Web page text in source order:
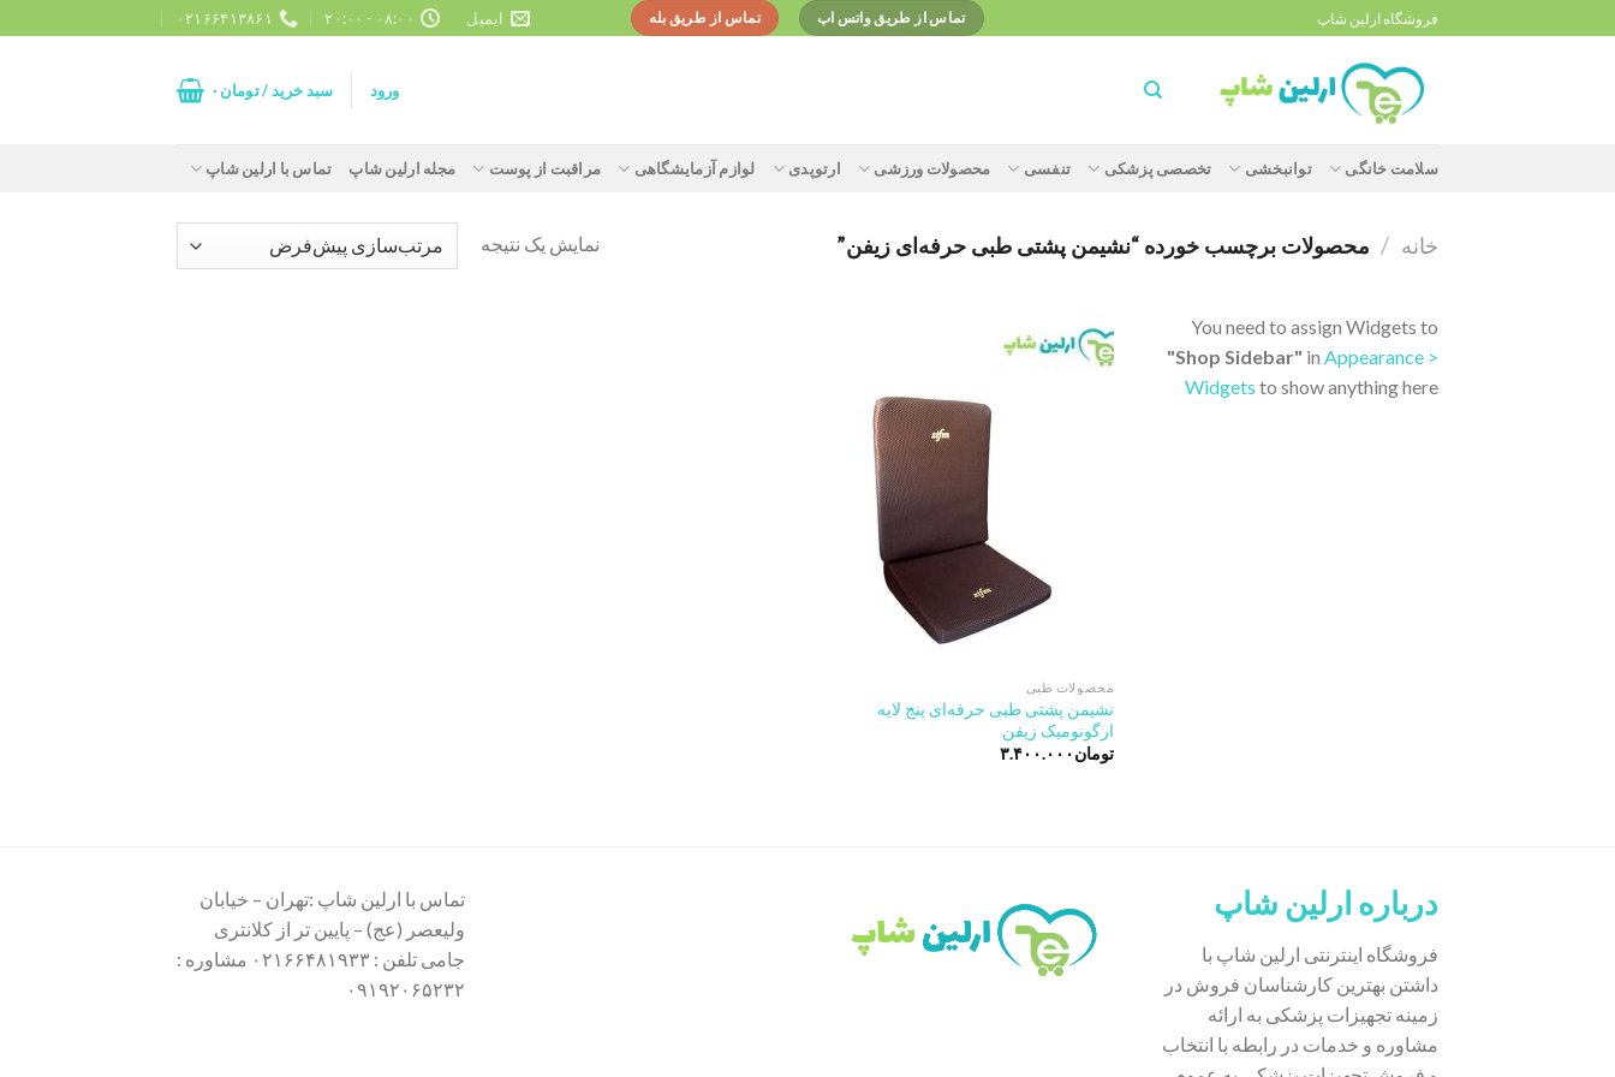
to
فروشگاه ارلین شاپ تماس از طریق واتس اپ تماس از طریق بله ایمیل ۰۸:۰۰ - ۲۰:۰۰ ۰۲۱۶۶۴۱۳۸۶۱
ورود سبد خرید /تومان ۰
سلامت خانگی توانبخشی تخصصی پزشکی تنفسی محصولات ورزشی ارتوپدی لوازم آزمایشگاهی مراقبت از پوست مجله ارلین شاپ تماس با ارلین شاپ
خانه / محصولات برچسب خورده “نشیمن پشتی طبی حرفه‌ای زیفن” نمایش یک نتیجه
You need to assign Widgets to
"Shop Sidebar" in Appearance >
Widgets to show anything here
محصولات طبی
نشیمن پشتی طبی حرفه‌ای پنج لایه
ارگونومیک زیفن
تومان۳.۴۰۰.۰۰۰
درباره ارلین شاپ
فروشگاه اینترنتی ارلین شاپ با
داشتن بهترین کارشناسان فروش در
زمینه تجهیزات پزشکی به ارائه
مشاوره و خدمات در رابطه با انتخاب
تماس با ارلین شاپ :تهران – خیابان
ولیعصر (عج) – پایین تر از کلانتری
جامی تلفن : ۰۲۱۶۶۴۸۱۹۳۳ مشاوره :
۰۹۱۹۲۰۶۵۲۳۲